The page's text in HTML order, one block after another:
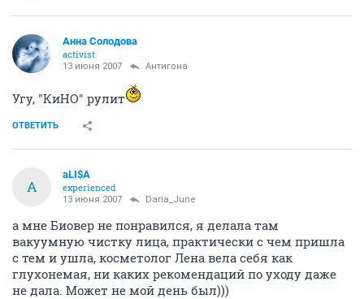
Анна Солодова
activist
13 июня 2007 Антигона
Угу, "КиНО" рулит
ОТВЕТИТЬ
A
aLI$A
experienced
13 июня 2007 Daria_June
а мне Биовер не понравился, я делала там
вакуумную чистку лица, практически с чем пришла
с тем и ушла, косметолог Лена вела себя как
глухонемая, ни каких рекомендаций по уходу даже
не дала. Может не мой день был)))